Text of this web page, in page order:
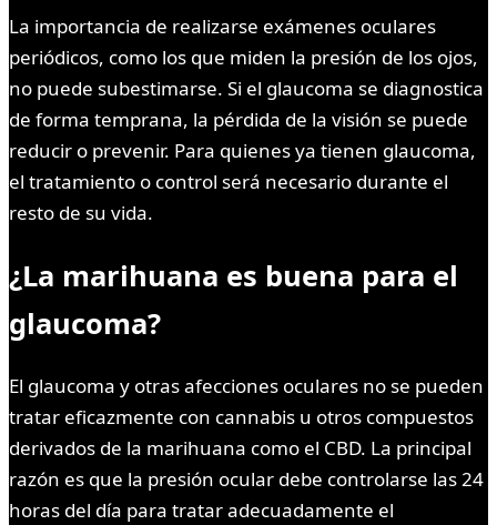
La importancia de realizarse exámenes oculares
periódicos, como los que miden la presión de los ojos,
no puede subestimarse. Si el glaucoma se diagnostica
de forma temprana, la pérdida de la visión se puede
reducir o prevenir. Para quienes ya tienen glaucoma,
el tratamiento o control será necesario durante el
resto de su vida.
¿La marihuana es buena para el
glaucoma?
El glaucoma y otras afecciones oculares no se pueden
tratar eficazmente con cannabis u otros compuestos
derivados de la marihuana como el CBD. La principal
razón es que la presión ocular debe controlarse las 24
horas del día para tratar adecuadamente el